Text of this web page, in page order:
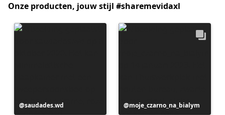
Onze producten, jouw stijl #sharemevidaxl
Bericht
saudades.wd
Bericht
moje_czarno_na_bialym